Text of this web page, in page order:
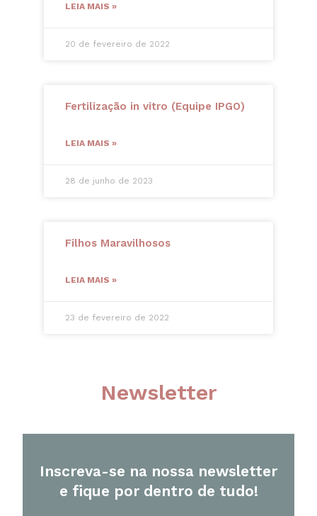
LEIA MAIS »
20 de fevereiro de 2022
Fertilização in vitro (Equipe IPGO)
LEIA MAIS »
28 de junho de 2023
Filhos Maravilhosos
LEIA MAIS »
23 de fevereiro de 2022
Newsletter
Inscreva-se na nossa newsletter
e fique por dentro de tudo!